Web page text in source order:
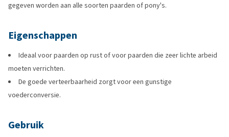
gegeven worden aan alle soorten paarden of pony's.
Eigenschappen
Ideaal voor paarden op rust of voor paarden die zeer lichte arbeid
moeten verrichten.
De goede verteerbaarheid zorgt voor een gunstige
voederconversie.
Gebruik